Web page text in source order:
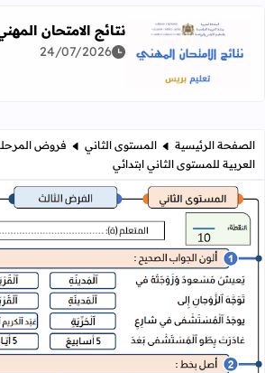
اقرأ المزيد عن نتائج الامتحان المهني
نتائج الامتحان المهني
24/07/2026
الصفحة الرئيسية المستوى الثاني
فروض المرحلة
العربية للمستوى الثاني ابتدائي
فروض